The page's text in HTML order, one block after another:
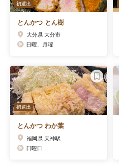
初選出
とんかつ とん樹
大分県 大分市
日曜、月曜
初選出
とんかつ わか葉
福岡県 天神駅
日曜日